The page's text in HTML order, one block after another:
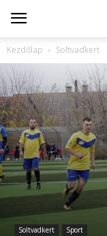
Kezdőlap Soltvadkert
Soltvadkert Sport